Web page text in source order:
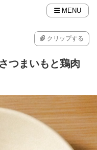
MENU
クリップする
つまいもと鶏肉